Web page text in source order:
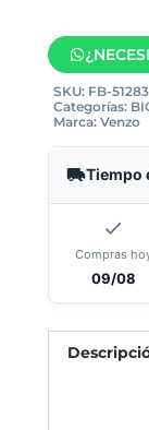
SKU: FB-51283
Categorías:
Marca: Venzo
Tiempo
Compras
09/08